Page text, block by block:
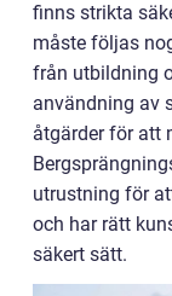
finns strikta
måste följas
från utbildning
användning av
åtgärder för att
utrustning för
och har rätt
säkert sätt.